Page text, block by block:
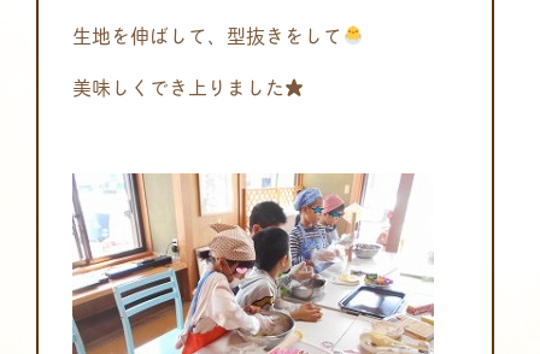
生地を伸ばして、型抜きをして
美味しくでき上りました★